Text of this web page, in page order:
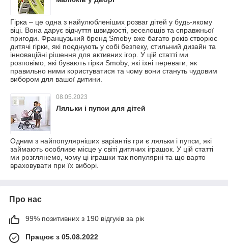
Гірка – це одна з найулюбленіших розваг дітей у будь-якому
віці. Вона дарує відчуття швидкості, веселощів та справжньої
пригоди. Французький бренд Smoby вже багато років створює
дитячі гірки, які поєднують у собі безпеку, стильний дизайн та
інноваційні рішення для активних ігор. У цій статті ми
розповімо, які бувають гірки Smoby, які їхні переваги, як
правильно ними користуватися та чому вони стануть чудовим
вибором для вашої дитини.
08.05.2023
Ляльки і пупси для дітей
Одним з найпопулярніших варіантів гри є ляльки і пупси, які
займають особливе місце у світі дитячих іграшок. У цій статті
ми розглянемо, чому ці іграшки так популярні та що варто
враховувати при їх виборі.
Про нас
99% позитивних з 190 відгуків за рік
Працює з 05.08.2022